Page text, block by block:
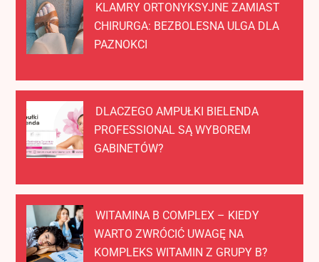
KLAMRY ORTONYKSYJNE ZAMIAST
CHIRURGA: BEZBOLESNA ULGA DLA
PAZNOKCI
DLACZEGO AMPUŁKI BIELENDA
PROFESSIONAL SĄ WYBOREM
GABINETÓW?
WITAMINA B COMPLEX – KIEDY
WARTO ZWRÓCIĆ UWAGĘ NA
KOMPLEKS WITAMIN Z GRUPY B?